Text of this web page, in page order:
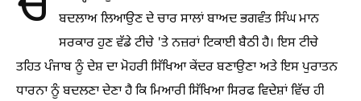
ਬਦਲਾਅ ਲਿਆਉਣ ਦੇ ਚਾਰ ਸਾਲਾਂ ਬਾਅਦ ਭਗਵੰਤ ਸਿੰਘ ਮਾਨ
ਸਰਕਾਰ ਹੁਣ ਵੱਡੇ ਟੀਚੇ 'ਤੇ ਨਜ਼ਰਾਂ ਟਿਕਾਈ ਬੈਠੀ ਹੈ। ਇਸ ਟੀਚੇ
ਤਹਿਤ ਪੰਜਾਬ ਨੂੰ ਦੇਸ਼ ਦਾ ਮੋਹਰੀ ਸਿੱਖਿਆ ਕੇਂਦਰ ਬਣਾਉਣਾ ਅਤੇ ਇਸ ਪੁਰਾਤਨ
ਧਾਰਨਾ ਨੂੰ ਬਦਲਣਾ ਦੇਣਾ ਹੈ ਕਿ ਮਿਆਰੀ ਸਿੱਖਿਆ ਸਿਰਫ ਵਿਦੇਸ਼ਾਂ ਵਿੱਚ ਹੀ